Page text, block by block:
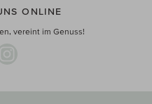
ONLINE
vereint im Genuss!